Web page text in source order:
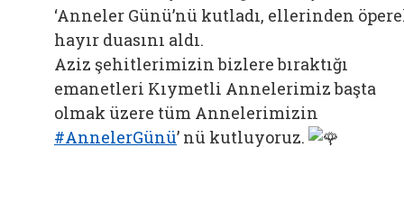
‘Anneler Günü’nü kutladı, ellerinden
hayır duasını aldı.
Aziz şehitlerimizin bizlere bıraktığı
emanetleri Kıymetli Annelerimiz başta
olmak üzere tüm Annelerimizin
#AnnelerGünü’ nü kutluyoruz.